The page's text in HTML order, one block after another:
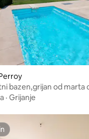
bazen,grijan od marta
· Grijanje